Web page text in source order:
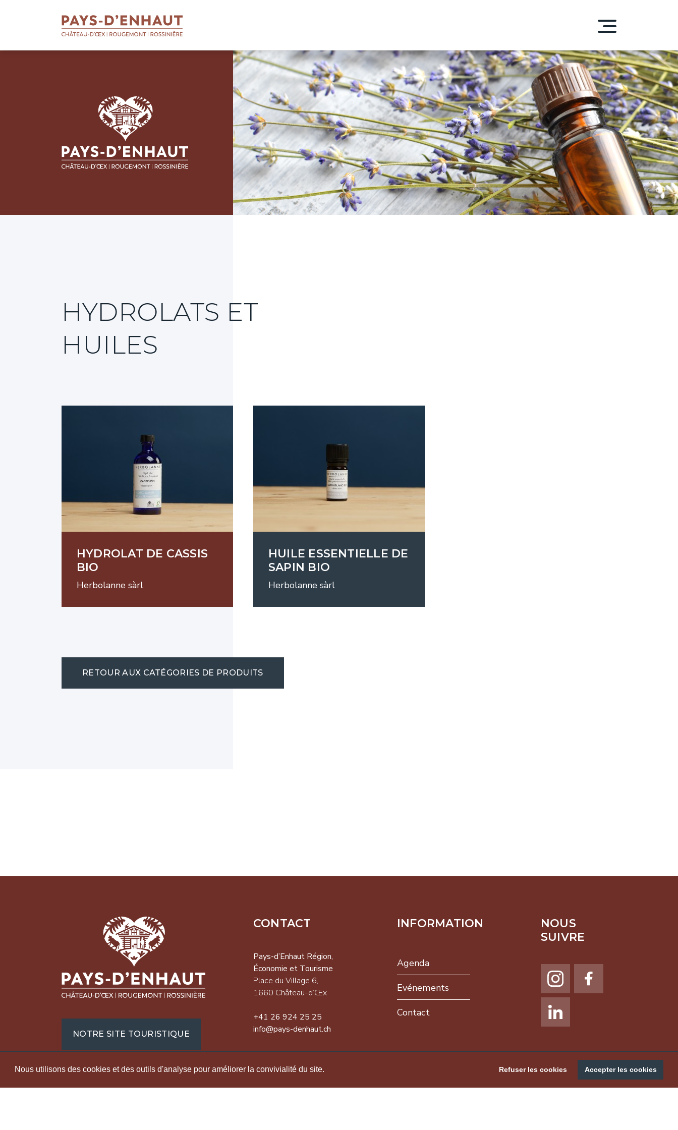
Nous utilisons des cookies et des outils d'analyse pour améliorer la convivialité du site. Refuser les cookies Accepter les cookies
BIENVENUE
Qui sommes-nous
Soutien aux entreprises
Soutien aux apprentis
SOUTIEN AUX
ENTREPRISES
Nos prestations
Réseau économique
Contexte économique
Recherche de locaux et terrains
Bourse d'emploi
PAYS-D'ENHAUT
PRODUITS
AUTHENTIQUES
La marque PEPA
Produits laitiers
Produits carnés
Légumes et condiments
Économie et
Place du Village 6,
+41 26 924 25 25
denhaut.ch
NEWSLETTER NOUS SUIVRE
HYDROLATS ET
HUILES
HYDROLAT DE CASSIS
BIO
Herbolanne sàrl
HUILE ESSENTIELLE DE
SAPIN BIO
Herbolanne sàrl
RETOUR AUX CATÉGORIES DE PRODUITS
NOTRE SITE TOURISTIQUE
CONTACT
Pays-d’Enhaut Région,
Économie et Tourisme
Place du Village 6,
1660 Château-d’Œx
+41 26 924 25 25
info@pays-denhaut.ch
INFORMATION
Agenda
Evénements
Contact
NOUS
SUIVRE